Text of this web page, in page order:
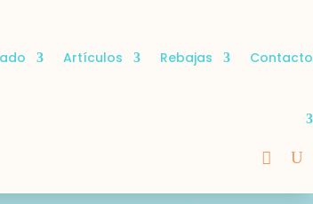
Artículos Rebajas Contacto